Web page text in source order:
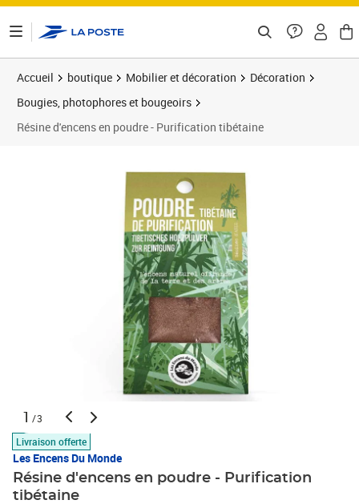
Accueil boutique Mobilier et décoration
Décoration
Bougies, photophores et bougeoirs
Résine d'encens en poudre - Purification tibétaine
1 /3
Livraison offerte
Les Encens Du Monde
Résine d'encens en poudre - Purification
tibétaine